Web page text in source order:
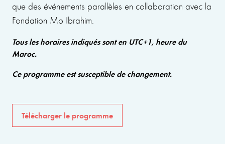
que des événements parallèles en collaboration avec la
Fondation Mo Ibrahim.
Tous les horaires indiqués sont en UTC+1, heure du
Maroc.
Ce programme est susceptible de changement.
Télécharger le programme